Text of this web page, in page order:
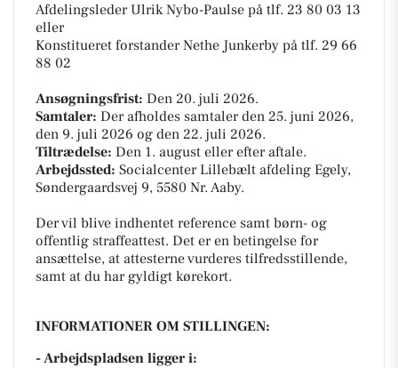
Afdelingsleder Ulrik Nybo-Paulse på tlf. 23 80 03 13
eller
Konstitueret forstander Nethe Junkerby på tlf. 29 66
88 02
Ansøgningsfrist: Den 20. juli 2026.
Samtaler: Der afholdes samtaler den 25. juni 2026,
den 9. juli 2026 og den 22. juli 2026.
Tiltrædelse: Den 1. august eller efter aftale.
Arbejdssted: Socialcenter Lillebælt afdeling Egely,
Søndergaardsvej 9, 5580 Nr. Aaby.
Der vil blive indhentet reference samt børn- og
offentlig straffeattest. Det er en betingelse for
ansættelse, at attesterne vurderes tilfredsstillende,
samt at du har gyldigt kørekort.
INFORMATIONER OM STILLINGEN:
- Arbejdspladsen ligger i: